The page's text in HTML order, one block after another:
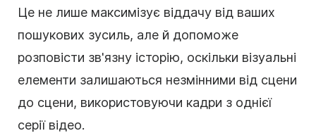
Це не лише максимізує віддачу від ваших
пошукових зусиль, але й допоможе
розповісти зв'язну історію, оскільки візуальні
елементи залишаються незмінними від сцени
до сцени, використовуючи кадри з однієї
серії відео.